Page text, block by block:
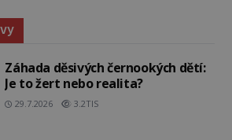
Záhada děsivých černookých dětí:
Je to žert nebo realita?
29.7.2026 3.2TIS